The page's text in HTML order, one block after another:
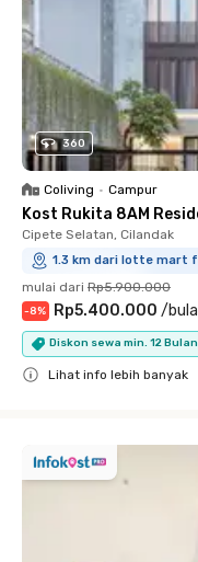
360
Coliving • Campur
Kost Rukita 8AM
Cipete Selatan, Cilandak
1.3 km dari lotte mart
mulai dari Rp5.900.000
-8% Rp5.400.000 /
Diskon sewa min. 12 Bulan
Lihat info lebih banyak